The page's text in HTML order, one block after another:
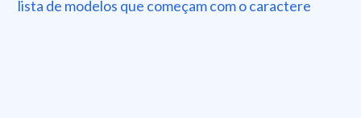
lista de modelos que começam com o caractere